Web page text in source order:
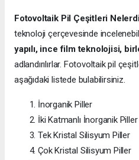
Fotovoltaik Pil Çeşitleri
teknoloji çerçevesinde
yapılı, ince film teknolojisi,
adlandırılırlar. Fotovoltaik pil
aşağıdaki listede bulabilirsiniz.
İnorganik Piller
İki Katmanlı İnorganik Piller
Tek Kristal Silisyum Piller
Çok Kristal Silisyum Piller